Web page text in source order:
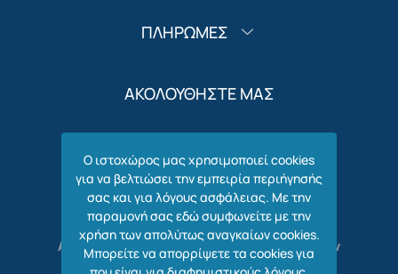
ΠΛΗΡΩΜΕΣ
ΑΚΟΛΟΥΘΗΣΤΕ ΜΑΣ
Ανεξάρτητη Κίνηση Δασκάλων, Νηπιαγωγών
και Ειδικών Εκπαιδευτικών - Ηλεκτρονικά
Ο ιστοχώρος μας χρησιμοποιεί cookies
για να βελτιώσει την εμπειρία περιήγησής
σας και για λόγους ασφάλειας. Με την
παραμονή σας εδώ συμφωνείτε με την
χρήση των απολύτως αναγκαίων cookies.
Μπορείτε να απορρίψετε τα cookies για